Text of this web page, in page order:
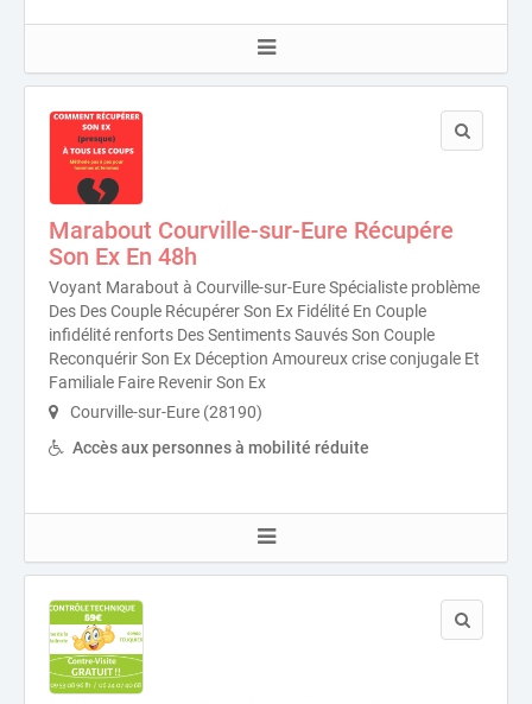
Marabout Courville-sur-Eure Récupére
Son Ex En 48h
Voyant Marabout à Courville-sur-Eure Spécialiste problème
Des Des Couple Récupérer Son Ex Fidélité En Couple
infidélité renforts Des Sentiments Sauvés Son Couple
Reconquérir Son Ex Déception Amoureux crise conjugale Et
Familiale Faire Revenir Son Ex
Courville-sur-Eure (28190)
Accès aux personnes à mobilité réduite